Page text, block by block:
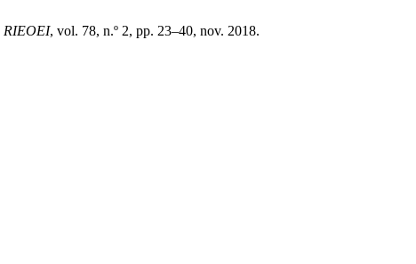
RIEOEI, vol. 78, n.º 2, pp. 23–40, nov. 2018.